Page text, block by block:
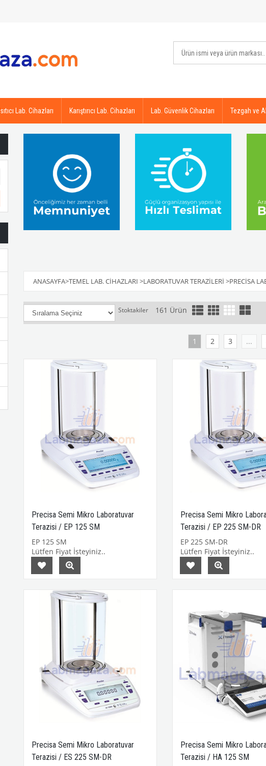
Isıtıcı Lab. Cihazları Karıştırıcı Lab. Cihazları Lab. Güvenlik Cihazları Tezgah ve
ANASAYFA>TEMEL LAB. CIHAZLARI >LABORATUVAR TERAZILERI >PRECISA
Stoktakiler 161 Ürün
1 2 3 ...
Precisa Semi Mikro Laboratuvar
Terazisi / EP 125 SM
EP 125 SM
Lütfen Fiyat İsteyiniz..
Precisa Semi Mikro
Terazisi / EP 225 SM-DR
EP 225 SM-DR
Lütfen Fiyat İsteyiniz..
Precisa Semi Mikro Laboratuvar
Terazisi / ES 225 SM-DR
Precisa Semi Mikro
Terazisi / HA 125 SM